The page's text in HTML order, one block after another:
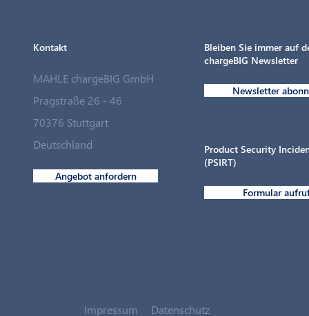
Kontakt
MAHLE chargeBIG GmbH
Pragstraße 26 - 46
70376 Stuttgart
Deutschland
Angebot anfordern
Bleiben Sie immer auf
chargeBIG Newsletter
Newsletter
Product Security
(PSIRT)
Formular
Impressum Datenschutz